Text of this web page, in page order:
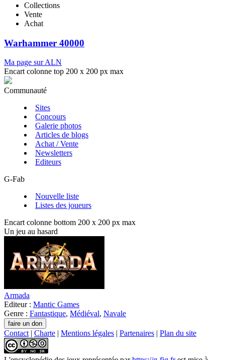
Collections
Vente
Achat
Warhammer 40000
Ma page sur ALN
Encart colonne top 200 x 200 px max
Communauté
Sites
Concours
Galerie photos
Articles de blogs
Achat / Vente
Newsletters
Editeurs
G-Fab
Nouvelle liste
Listes des joueurs
Encart colonne bottom 200 x 200 px max
Un jeu au hasard
Armada
Editeur : Mantic Games
Genre : Fantastique, Médiéval, Navale
Contact | Charte | Mentions légales | Partenaires | Plan du site